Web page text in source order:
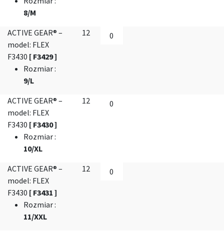
8/M
ACTIVE GEAR® –
model: FLEX
F3430 [ F3429 ]
Rozmiar:
9/L
12
ACTIVE GEAR® –
model: FLEX
F3430 [ F3430 ]
Rozmiar:
10/XL
12
ACTIVE GEAR® –
model: FLEX
F3430 [ F3431 ]
Rozmiar:
11/XXL
12